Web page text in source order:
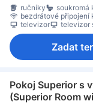
ručníky
soukromá
bezdrátové připojení
televizor
televizor
Zadat
Pokoj Superior s
(Superior Room